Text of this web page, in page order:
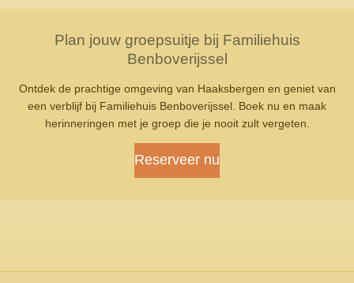
Plan jouw groepsuitje bij Familiehuis
Benboverijssel
Ontdek de prachtige omgeving van Haaksbergen en geniet van
een verblijf bij Familiehuis Benboverijssel. Boek nu en maak
herinneringen met je groep die je nooit zult vergeten.
Reserveer nu